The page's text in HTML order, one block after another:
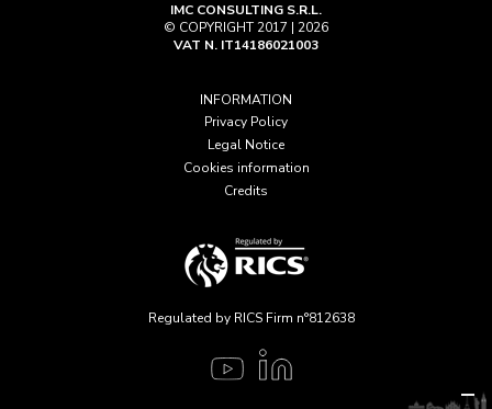
IMC CONSULTING S.R.L.
© COPYRIGHT 2017 | 2026
VAT N. IT14186021003
INFORMATION
Privacy Policy
Legal Notice
Cookies information
Credits
Regulated by RICS Firm n°812638